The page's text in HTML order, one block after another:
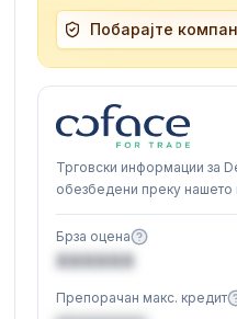
Побарајте
Трговски информации за
обезбедени преку нашето
Брза оцена
XXXXXX
Препорачан макс. кредит